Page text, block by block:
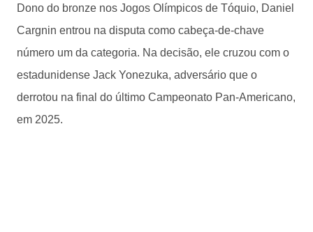
Dono do bronze nos Jogos Olímpicos de Tóquio, Daniel
Cargnin entrou na disputa como cabeça-de-chave
número um da categoria. Na decisão, ele cruzou com o
estadunidense Jack Yonezuka, adversário que o
derrotou na final do último Campeonato Pan-Americano,
em 2025.